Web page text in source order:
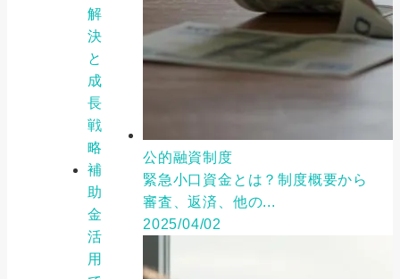
解
決
と
成
長
戦
略
補
助
金
活
用
公的融資制度
緊急小口資金とは？制度概要から
審査、返済、他の...
2025/04/02